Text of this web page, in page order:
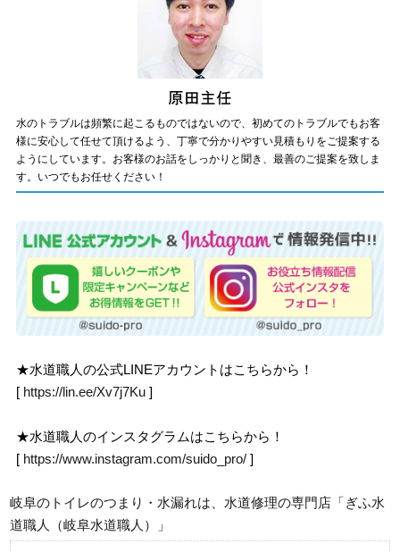
水のトラブルは頻繁に起こるものではないので、初めてのトラブルでもお客
様に安心して任せて頂けるよう、丁寧で分かりやすい見積もりをご提案する
ようにしています。お客様のお話をしっかりと聞き、最善のご提案を致しま
す。いつでもお任せください！
★水道職人の公式LINEアカウントはこちらから！
[ https://lin.ee/Xv7j7Ku ]
★水道職人のインスタグラムはこちらから！
[ https://www.instagram.com/suido_pro/ ]
岐阜のトイレのつまり・水漏れは、水道修理の専門店「ぎふ水
道職人（岐阜水道職人）」